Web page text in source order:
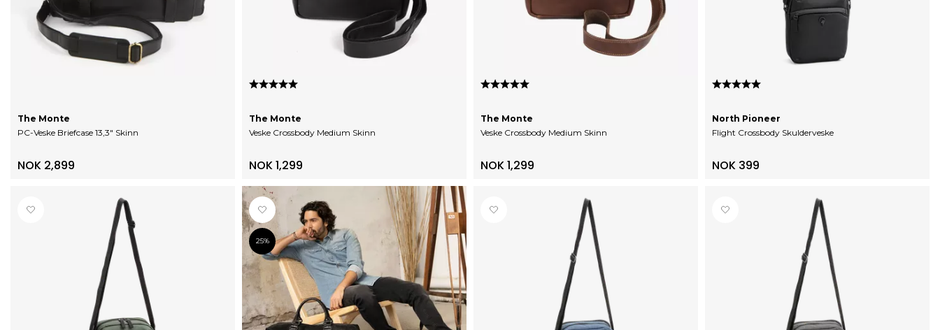
PC-Veske Briefcase 13,3" Skinn
The Monte
NOK 2,899
Veske Crossbody Medium Skinn
The Monte
NOK 1,299
Karakter:
Veske Crossbody Medium Skinn
The Monte
NOK 1,299
Karakter:
Flight Crossbody Skulderveske
North Pioneer
NOK 399
Karakter:
25%